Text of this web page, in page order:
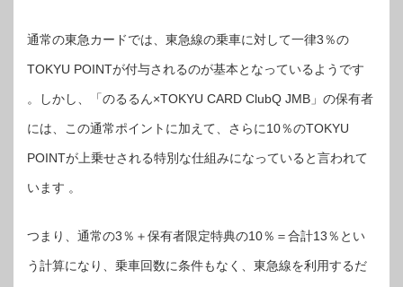
通常の東急カードでは、東急線の乗車に対して一律3％の
TOKYU POINTが付与されるのが基本となっているようです
。しかし、「のるるん×TOKYU CARD ClubQ JMB」の保有者
には、この通常ポイントに加えて、さらに10％のTOKYU
POINTが上乗せされる特別な仕組みになっていると言われて
います 。
つまり、通常の3％＋保有者限定特典の10％＝合計13％とい
う計算になり、乗車回数に条件もなく、東急線を利用するだ